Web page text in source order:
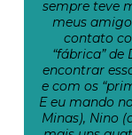
sempre teve
meus
contato
“fábrica”
encontrar
e com os
E eu mando
Minas), Nino